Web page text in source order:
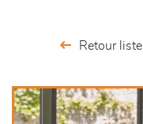
décoration
Retour liste